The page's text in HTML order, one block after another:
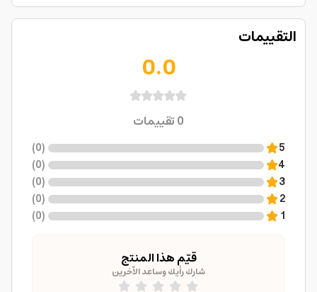
التقييمات
0.0
0تقييمات
5
(
0
)
4
(
0
)
3
(
0
)
2
(
0
)
1
(
0
)
قيّم هذا المنتج
شارك رأيك وساعد الآخرين